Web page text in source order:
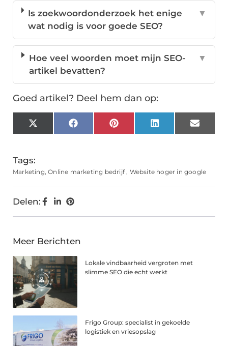
Is zoekwoordonderzoek het enige
wat nodig is voor goede SEO?
▼
Hoe veel woorden moet mijn SEO-
artikel bevatten?
▼
Goed artikel? Deel hem dan op:
X
(Twitter)
FacebookPinterestLinkedInEmail
Tags:
Marketing,Online marketing bedrijf, Website hoger in google
Delen:
Meer Berichten
Lokale vindbaarheid vergroten met
slimme SEO die echt werkt
Frigo Group: specialist in gekoelde
logistiek en vriesopslag